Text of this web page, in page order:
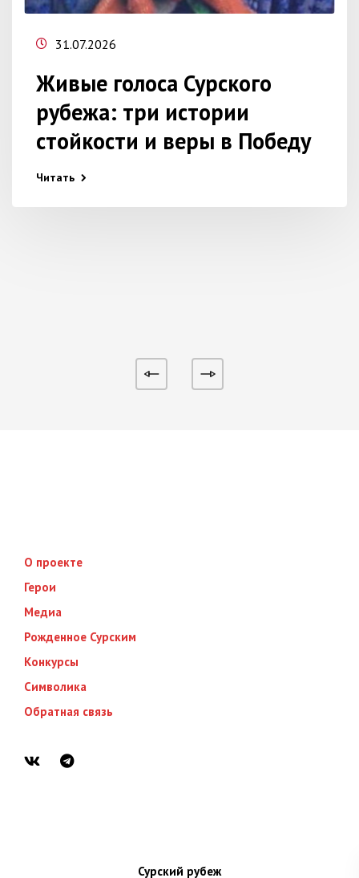
31.07.2026
Живые голоса Сурского
рубежа: три истории
стойкости и веры в Победу
Читать
О проекте
Герои
Медиа
Рожденное Сурским
Конкурсы
Символика
Обратная связь
Сурский рубеж